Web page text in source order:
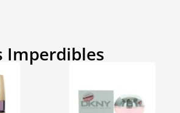
Imperdibles